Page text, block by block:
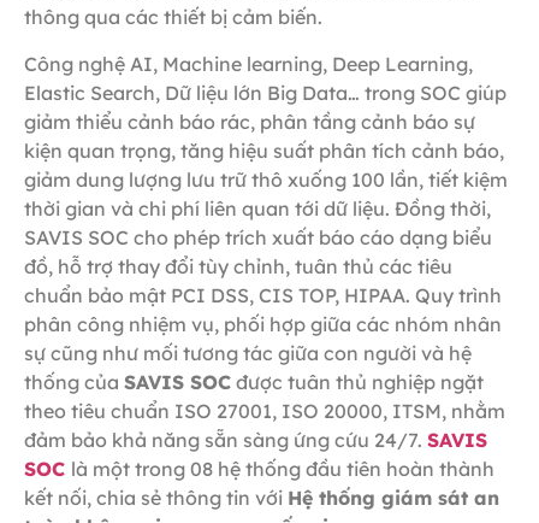
thông qua các thiết bị cảm biến.
Công nghệ AI, Machine learning, Deep Learning,
Elastic Search, Dữ liệu lớn Big Data… trong SOC giúp
giảm thiểu cảnh báo rác, phân tầng cảnh báo sự
kiện quan trọng, tăng hiệu suất phân tích cảnh báo,
giảm dung lượng lưu trữ thô xuống 100 lần, tiết kiệm
thời gian và chi phí liên quan tới dữ liệu. Đồng thời,
SAVIS SOC cho phép trích xuất báo cáo dạng biểu
đồ, hỗ trợ thay đổi tùy chỉnh, tuân thủ các tiêu
chuẩn bảo mật PCI DSS, CIS TOP, HIPAA. Quy trình
phân công nhiệm vụ, phối hợp giữa các nhóm nhân
sự cũng như mối tương tác giữa con người và hệ
thống của SAVIS SOC được tuân thủ nghiệp ngặt
theo tiêu chuẩn ISO 27001, ISO 20000, ITSM, nhằm
đảm bảo khả năng sẵn sàng ứng cứu 24/7. SAVIS
SOC là một trong 08 hệ thống đầu tiên hoàn thành
kết nối, chia sẻ thông tin với Hệ thống giám sát an